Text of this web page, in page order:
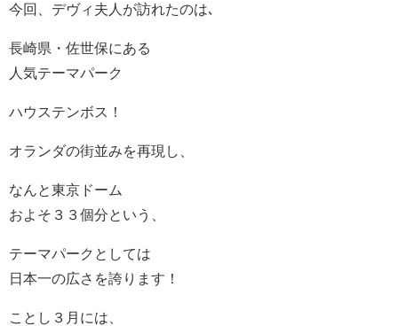
今回、デヴィ夫人が訪れたのは､
長崎県・佐世保にある
人気テーマパーク
ハウステンボス！
オランダの街並みを再現し、
なんと東京ドーム
およそ３３個分という、
テーマパークとしては
日本一の広さを誇ります！
ことし３月には、